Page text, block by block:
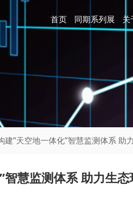
首页 同期系列展 关
”天空地一体化”智慧监测体系 助
慧监测体系 助力生